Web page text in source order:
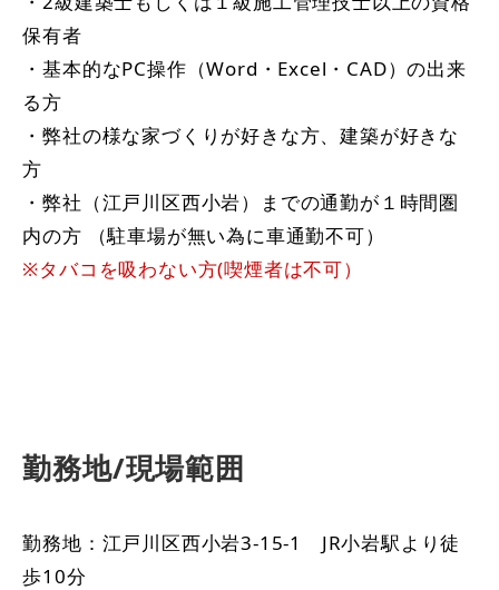
保有者
・基本的なPC操作（Word・Excel・CAD）の出来
る方
・弊社の様な家づくりが好きな方、建築が好きな
方
・弊社（江戸川区西小岩）までの通勤が１時間圏
内の方 （駐車場が無い為に車通勤不可）
※タバコを吸わない方(喫煙者は不可）
勤務地/現場範囲
勤務地：江戸川区西小岩3-15-1 JR小岩駅より徒
歩10分